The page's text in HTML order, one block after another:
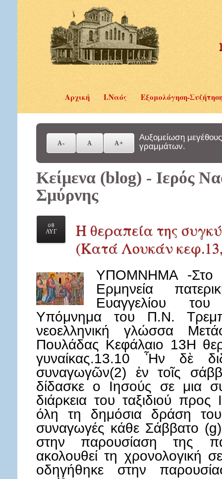
Αρχική Ι.Ναός Εξομολόγηση-
Αυξομείωση μεγέθους
γραμμάτων.
Κείμενα (blog) - Ιερός
Σμύρνης
08
ΑΥΓ
Η θεραπεία της
(Κατά Λουκάν
ΥΠΟΜΝΗΜΑ -Στο
Ερμηνεία
Ευαγγελίου του
Υπόμνημα του Π.Ν.
νεοελληνική γλώσσα
Πουλάδας Κεφάλαιο 13Η
γυναίκας.13.10 Ἦν δὲ
συναγωγῶν(2) ἐν τοῖς
δίδασκε ο Ιησούς σε μια
διάρκεια του ταξιδιού
όλη τη δημόσια δράση
συναγωγές κάθε Σάββατο
στην παρουσίαση της
ακολουθεί τη χρονολογική
οδηγήθηκε στην